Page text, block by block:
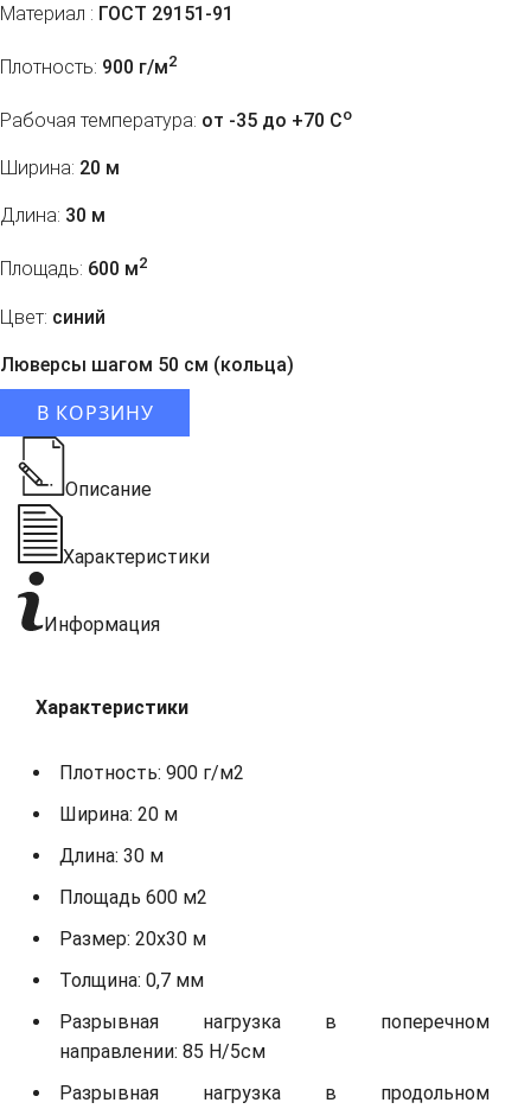
Материал : ГОСТ 29151-91
Плотность: 900 г/м2
Рабочая температура: от -35 до +70 Co
Ширина: 20 м
Длина: 30 м
Площадь: 600 м2
Цвет: синий
Люверсы шагом 50 см (кольца)
В КОРЗИНУ
Описание
Характеристики
Информация
Характеристики
Плотность: 900 г/м2
Ширина: 20 м
Длина: 30 м
Площадь 600 м2
Размер: 20х30 м
Толщина: 0,7 мм
Разрывная нагрузка в поперечном
направлении: 85 Н/5см
Разрывная нагрузка в продольном